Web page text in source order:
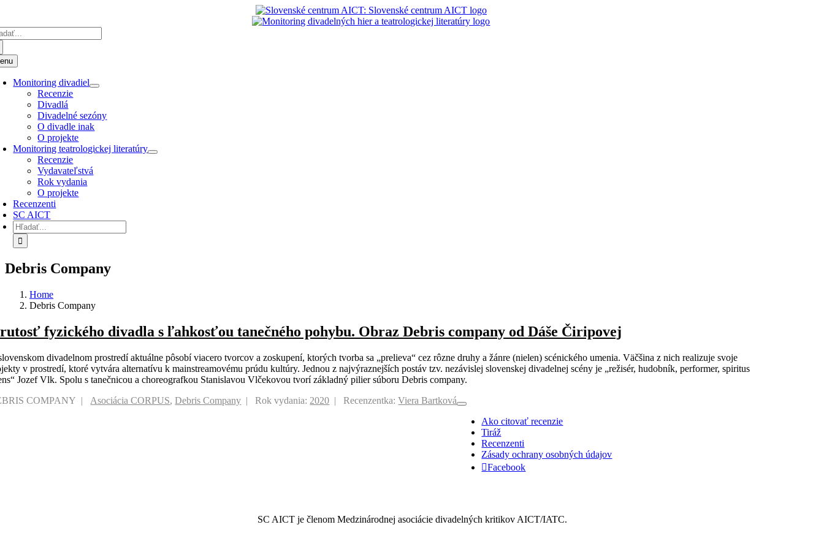
obsahu
Monitoring divadiel
Recenzie
Divadlá
Divadelné sezóny
O divadle inak
O projekte
Monitoring teatrologickej literatúry
Recenzie
Vydavateľstvá
Rok vydania
O projekte
Recenzenti
SC AICT
Hľadať:
Debris Company
Home
Debris Company
fyzického divadla s ľahkosťou tanečného pohybu. Obraz Debris company od Dáše Čiripovej
divadelnom prostredí aktuálne pôsobí viacero tvorcov a zoskupení, ktorých tvorba sa „prelieva“ cez rôzne druhy a žánre (nielen) scénického umenia. Väčšina z nich realizuje svoje
v prostredí, ktoré vytvára alternatívu k mainstreamovému prúdu kultúry. Jednou z najvýraznejších postáv tzv. nezávislej slovenskej divadelnej scény je „režisér, hudobník, performer, spiritus
Jozef Vlk. Spolu s tanečnicou a choreografkou Stanislavou Vlčekovou tvorí základný pilier súboru Debris company.
COMPANY
Asociácia CORPUS,Debris Company Rok vydania: 2020 Recenzentka:Viera Bartková
Toggle
NavigationAko citovať recenzie
Tiráž
Recenzenti
Zásady ochrany osobných údajov
Facebook
SC AICT je členom Medzinárodnej asociácie divadelných kritikov AICT/IATC.